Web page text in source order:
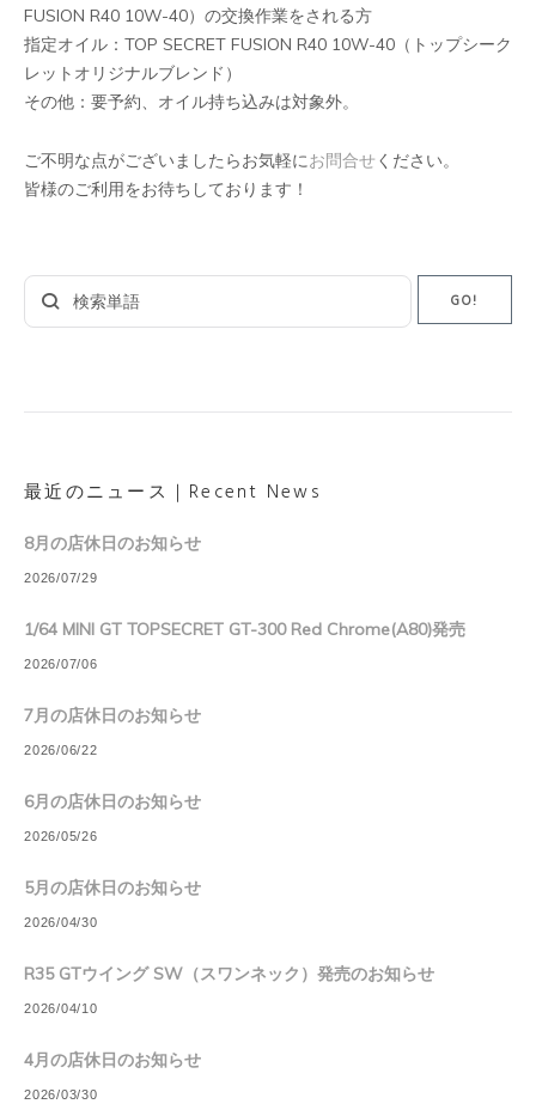
FUSION R40 10W-40）の交換作業をされる方
指定オイル：TOP SECRET FUSION R40 10W-40（トップシーク
レットオリジナルブレンド）
その他：要予約、オイル持ち込みは対象外。
ご不明な点がございましたらお気軽にお問合せ ください。
皆様のご利用をお待ちしております！
Search
for:
GO!
最近のニュース｜Recent News
8月の店休日のお知らせ
2026/07/29
1/64 MINI GT TOPSECRET GT-300 Red Chrome(A80)発売
2026/07/06
7月の店休日のお知らせ
2026/06/22
6月の店休日のお知らせ
2026/05/26
5月の店休日のお知らせ
2026/04/30
R35 GTウイング SW（スワンネック）発売のお知らせ
2026/04/10
4月の店休日のお知らせ
2026/03/30